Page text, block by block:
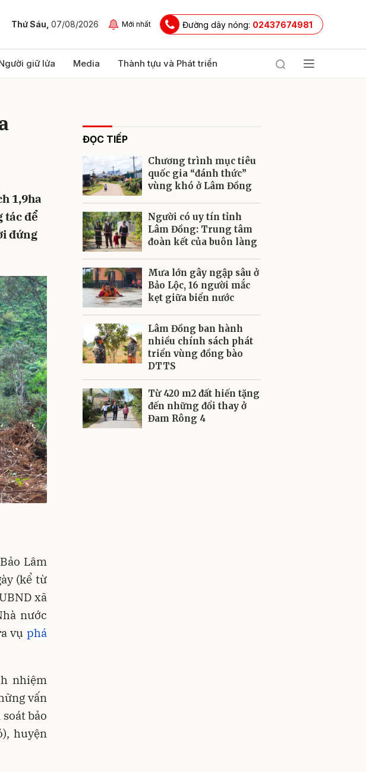
Thứ Sáu, 07/08/2026 Mới nhất Đường dây nóng: 02437674981
giữ lửa Media Thành tựu và Phát triển
1,9ha
tác để
đứng
Lâm
(kể từ
xã
nước
vụ phá
nhiệm
vấn
bảo
huyện
ĐỌC TIẾP
Chương trình mục tiêu
quốc gia “đánh thức”
vùng khó ở Lâm Đồng
Người có uy tín tỉnh
Lâm Đồng: Trung tâm
đoàn kết của buôn làng
Mưa lớn gây ngập sâu ở
Bảo Lộc, 16 người mắc
kẹt giữa biển nước
Lâm Đồng ban hành
nhiều chính sách phát
triển vùng đồng bào
DTTS
Từ 420 m2 đất hiến tặng
đến những đổi thay ở
Đam Rông 4
Hủy Gửi